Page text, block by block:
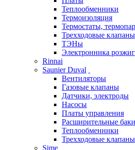
Теплообменники
Термоизоляция
Термостаты,
Трехходовые клапаны
ТЭНы
Электронника
Rinnai
Saunier Duval
Вентиляторы
Газовые клапаны
Датчики, электроды
Насосы
Платы управления
Расширительные баки
Теплообменники
Трехходовые клапаны
Sime